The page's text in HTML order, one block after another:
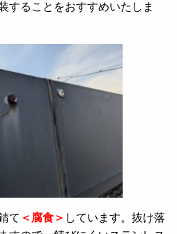
することをおすすめいたしま
て ＜腐食＞ しています。抜け落